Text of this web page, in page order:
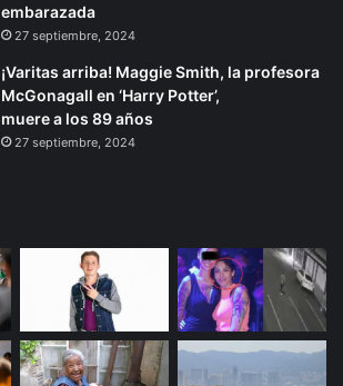
embarazada
27 septiembre, 2024
¡Varitas arriba! Maggie Smith, la profesora
McGonagall en ‘Harry Potter’,
muere a los 89 años
27 septiembre, 2024